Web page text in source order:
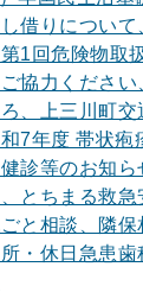
借りについ
1回危険物取
協力くださ
、上三川町
7年度 帯状疱
診等のお知
とちまる救急
と相談、隣保
・休日急患歯